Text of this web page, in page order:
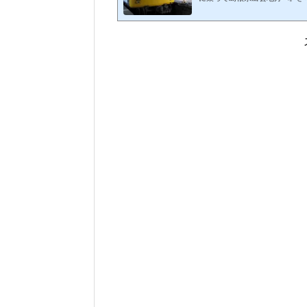
ます。スポンサーリンク (adsbygoogle = window.adsbygoogle || ).push({});
する予定です。出雲大社の最